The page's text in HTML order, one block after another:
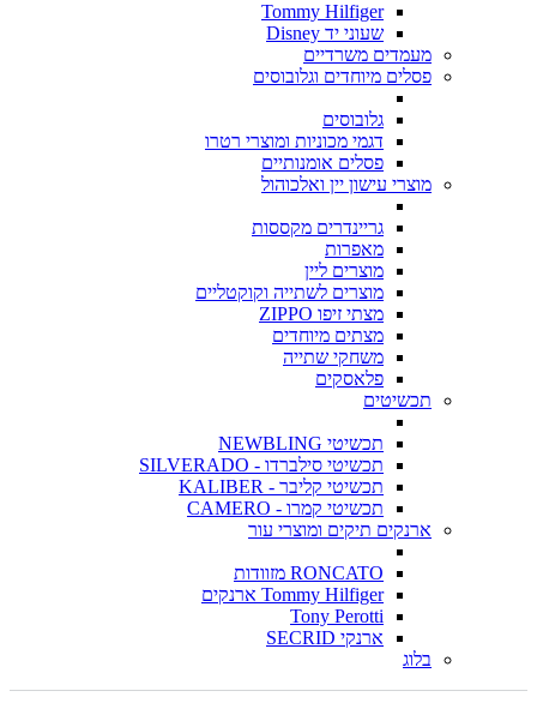
Tommy Hilfiger
שעוני יד Disney
מעמדים משרדיים
פסלים מיוחדים וגלובוסים
גלובוסים
דגמי מכוניות ומוצרי רטרו
פסלים אומנותיים
מוצרי עישון יין ואלכוהול
גריינדרים מקססות
מאפרות
מוצרים ליין
מוצרים לשתייה וקוקטליים
מצתי זיפו ZIPPO
מצתים מיוחדים
משחקי שתייה
פלאסקים
תכשיטים
תכשיטי NEWBLING
תכשיטי סילברדו - SILVERADO
תכשיטי קליבר - KALIBER
תכשיטי קמרו - CAMERO
ארנקים תיקים ומוצרי עור
RONCATO מזוודות
Tommy Hilfiger ארנקים
Tony Perotti
ארנקי SECRID
בלוג